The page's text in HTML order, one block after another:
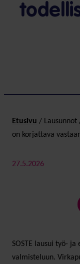
Etusivu / Lausunnot
on korjattava
27.5.2026
SOSTE lausui työ-
valmisteluun.